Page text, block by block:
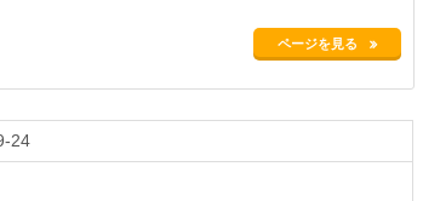
ページを見る
24